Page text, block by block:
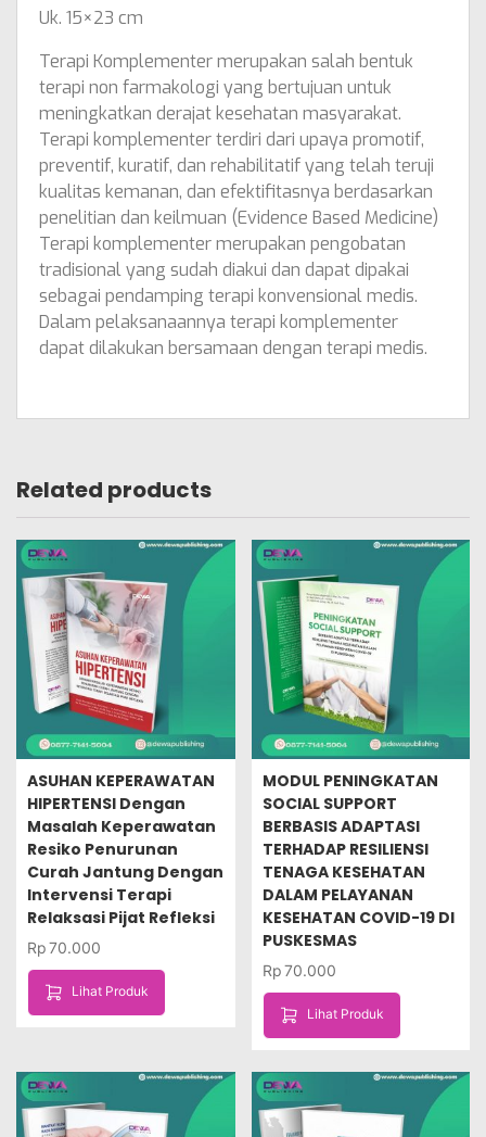
Uk. 15×23 cm
Terapi Komplementer merupakan salah bentuk
terapi non farmakologi yang bertujuan untuk
meningkatkan derajat kesehatan masyarakat.
Terapi komplementer terdiri dari upaya promotif,
preventif, kuratif, dan rehabilitatif yang telah teruji
kualitas kemanan, dan efektifitasnya berdasarkan
penelitian dan keilmuan (Evidence Based Medicine)
Terapi komplementer merupakan pengobatan
tradisional yang sudah diakui dan dapat dipakai
sebagai pendamping terapi konvensional medis.
Dalam pelaksanaannya terapi komplementer
dapat dilakukan bersamaan dengan terapi medis.
Related products
ASUHAN KEPERAWATAN
HIPERTENSI Dengan
Masalah Keperawatan
Resiko Penurunan
Curah Jantung Dengan
Intervensi Terapi
Relaksasi Pijat Refleksi
Rp70.000
Lihat Produk
MODUL PENINGKATAN
SOCIAL SUPPORT
BERBASIS ADAPTASI
TERHADAP RESILIENSI
TENAGA KESEHATAN
DALAM PELAYANAN
KESEHATAN COVID-19 DI
PUSKESMAS
Rp70.000
Lihat Produk